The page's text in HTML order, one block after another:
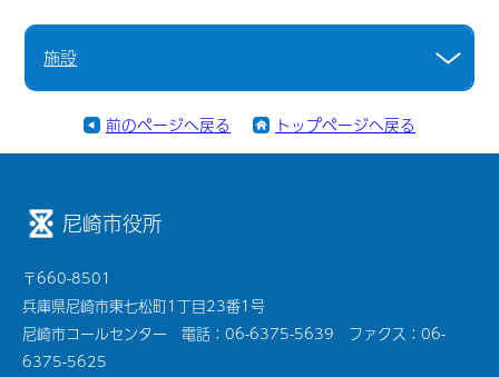
施設
前のページへ戻る トップページへ戻る
尼崎市役所
〒660-8501
兵庫県尼崎市東七松町1丁目23番1号
尼崎市コールセンター 電話：06-6375-5639 ファクス：06-
6375-5625